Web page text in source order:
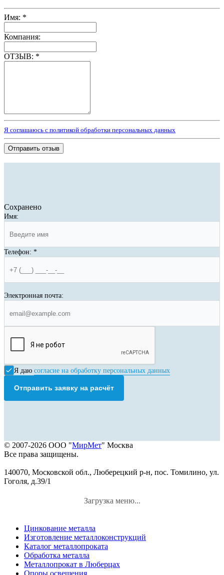
Имя: *
Компания:
ОТЗЫВ: *
Я соглашаюсь с политикой обработки персональных данных
Отправить отзыв
Сохранено
Имя:
Телефон: *
Электронная почта:
Я даю согласие на обработку персональных данных
Отправить заявку на расчёт
© 2007-2026 ООО "МирМет" Москва
Все права защищены.
140070, Московской обл., Люберецкий р-н, пос. Томилино, ул.
Гоголя, д.39/1
Загрузка меню...
Цинкование металла
Изготовление металлоконструкций
Каталог металлопроката
Обработка металла
Металлопрокат в Люберцах